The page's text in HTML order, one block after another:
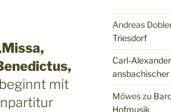
mit
Andreas
Triesdorf
Carl-
Möweszu
Hofmusik